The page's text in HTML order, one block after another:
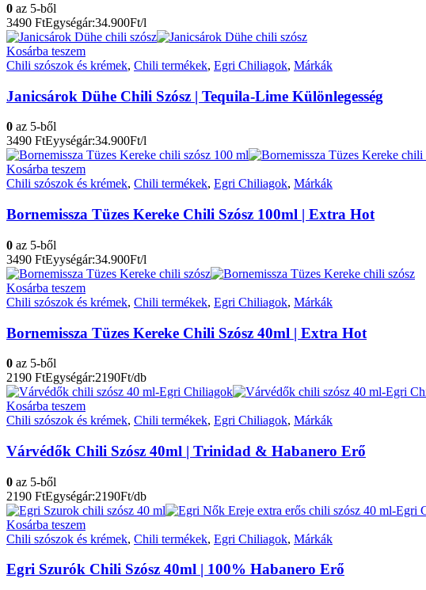
0 az 5-ből
3490 FtEgységár:34.900Ft/l
Kosárba teszem
Chili szószok és krémek, Chili termékek, Egri Chiliagok, Márkák
Janicsárok Dühe Chili Szósz | Tequila-Lime Különlegesség
0 az 5-ből
3490 FtEyységár:34.900Ft/l
Kosárba teszem
Chili szószok és krémek, Chili termékek, Egri Chiliagok, Márkák
Bornemissza Tüzes Kereke Chili Szósz 100ml | Extra Hot
0 az 5-ből
3490 FtEyységár:34.900Ft/l
Kosárba teszem
Chili szószok és krémek, Chili termékek, Egri Chiliagok, Márkák
Bornemissza Tüzes Kereke Chili Szósz 40ml | Extra Hot
0 az 5-ből
2190 FtEgységár:2190Ft/db
Kosárba teszem
Chili szószok és krémek, Chili termékek, Egri Chiliagok, Márkák
Várvédők Chili Szósz 40ml | Trinidad & Habanero Erő
0 az 5-ből
2190 FtEgységár:2190Ft/db
Kosárba teszem
Chili szószok és krémek, Chili termékek, Egri Chiliagok, Márkák
Egri Szurók Chili Szósz 40ml | 100% Habanero Erő